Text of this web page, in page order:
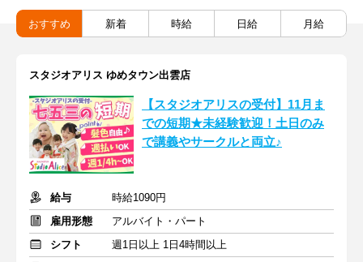
おすすめ 新着 時給 日給 月給
スタジオアリス ゆめタウン出雲店
【スタジオアリスの受付】11月ま
での短期★未経験歓迎！土日のみ
で講義やサークルと両立♪
給与
時給1090円
雇用形態
アルバイト・パート
シフト
週1日以上 1日4時間以上